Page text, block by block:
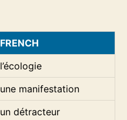
FRENCH
l’écologie
une manifestation
un détracteur